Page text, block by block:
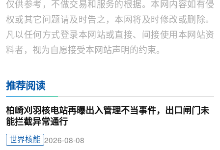
仅供参考，不做交易和服务的根据。本网内容如有侵
权或其它问题请及时告之，本网将及时修改或删除。
凡以任何方式登录本网站或直接、间接使用本网站资
料者，视为自愿接受本网站声明的约束。
推荐阅读
柏崎刈羽核电站再曝出入管理不当事件，出口闸门未
能拦截异常通行
世界核能 2026-08-08